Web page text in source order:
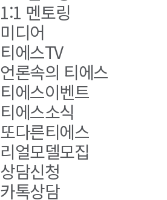
1:1 멘토링
미디어
티에스TV
언론속의 티에스
티에스이벤트
티에스소식
또다른티에스
리얼모델모집
상담신청
카톡상담